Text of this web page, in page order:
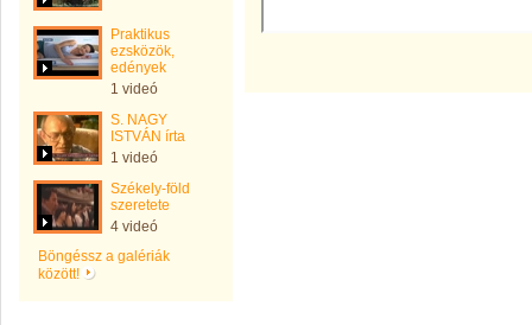
Praktikus
ezsközök,
edények
1 videó
S. NAGY
ISTVÁN írta
1 videó
Székely-föld
szeretete
4 videó
Böngéssz a galériák
között!